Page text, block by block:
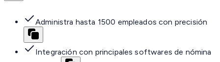
Administra hasta 1500 empleados con precisión
Integración con principales softwares de nómina